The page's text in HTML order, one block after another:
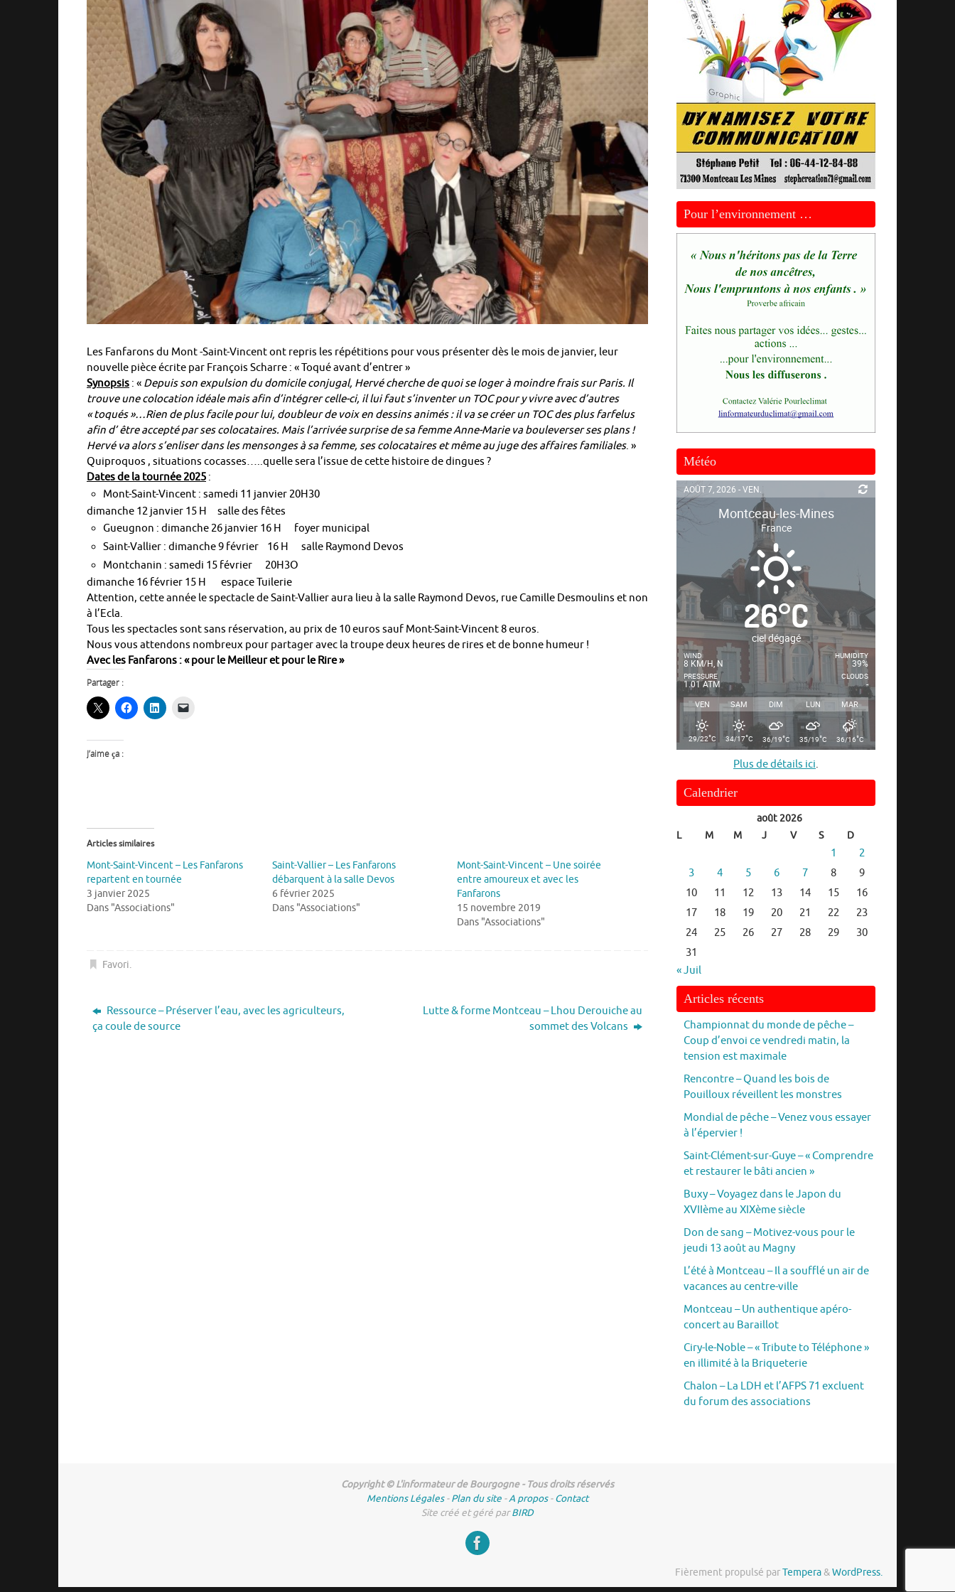
Les Fanfarons du Mont -Saint-Vincent ont repris les répétitions pour vous présenter dès le mois de janvier, leur
nouvelle pièce écrite par François Scharre : « Toqué avant d’entrer »
Synopsis : « Depuis son expulsion du domicile conjugal, Hervé cherche de quoi se loger à moindre frais sur Paris. Il
trouve une colocation idéale mais afin d’intégrer celle-ci, il lui faut s’inventer un TOC pour y vivre avec d’autres
« toqués »…Rien de plus facile pour lui, doubleur de voix en dessins animés : il va se créer un TOC des plus farfelus
afin d’ être accepté par ses colocataires. Mais l’arrivée surprise de sa femme Anne-Marie va bouleverser ses plans !
Hervé va alors s’enliser dans les mensonges à sa femme, ses colocataires et même au juge des affaires familiales. »
Quiproquos , situations cocasses…..quelle sera l’issue de cette histoire de dingues ?
Dates de la tournée 2025 :
Mont-Saint-Vincent : samedi 11 janvier 20H30
dimanche 12 janvier 15 H salle des fêtes
Gueugnon : dimanche 26 janvier 16 H foyer municipal
Saint-Vallier : dimanche 9 février 16 H salle Raymond Devos
Montchanin : samedi 15 février 20H3O
dimanche 16 février 15 H espace Tuilerie
Attention, cette année le spectacle de Saint-Vallier aura lieu à la salle Raymond Devos, rue Camille Desmoulins et non
à l’Ecla.
Tous les spectacles sont sans réservation, au prix de 10 euros sauf Mont-Saint-Vincent 8 euros.
Nous vous attendons nombreux pour partager avec la troupe deux heures de rires et de bonne humeur !
Avec les Fanfarons : « pour le Meilleur et pour le Rire »
Partager :
J’aime ça :
Articles similaires
Mont-Saint-Vincent – Les Fanfarons
repartent en tournée
3 janvier 2025
Dans "Associations"
Saint-Vallier – Les Fanfarons
débarquent à la salle Devos
6 février 2025
Dans "Associations"
Mont-Saint-Vincent – Une soirée
entre amoureux et avec les
Fanfarons
15 novembre 2019
Dans "Associations"
Favori.
Ressource – Préserver l’eau, avec les agriculteurs,
ça coule de source
Lutte & forme Montceau – Lhou Derouiche au
sommet des Volcans
Pour l’environnement …
Météo
AOÛT 7, 2026 - VEN.
Montceau-les-Mines
France
26°C
ciel dégagé
WIND
8 KM/H, N
PRESSURE
1.01 ATM
HUMIDITY
39%
CLOUDS
-
VEN SAM DIM LUN MAR
29/22°C 34/17°C 36/19°C 35/19°C 36/16°C
Plus de détails ici.
Calendrier
août 2026
L
M M J V S D
1
2
3
4 5 6 7 8
9
10
11 12 13 14 15
16
17
18 19 20 21 22
23
24
25 26 27 28 29
30
31
« Juil
Articles récents
Championnat du monde de pêche –
Coup d’envoi ce vendredi matin, la
tension est maximale
Rencontre – Quand les bois de
Pouilloux réveillent les monstres
Mondial de pêche – Venez vous essayer
à l’épervier !
Saint-Clément-sur-Guye – « Comprendre
et restaurer le bâti ancien »
Buxy – Voyagez dans le Japon du
XVIIème au XIXème siècle
Don de sang – Motivez-vous pour le
jeudi 13 août au Magny
L’été à Montceau – Il a soufflé un air de
vacances au centre-ville
Montceau – Un authentique apéro-
concert au Baraillot
Ciry-le-Noble – « Tribute to Téléphone »
en illimité à la Briqueterie
Chalon – La LDH et l’AFPS 71 excluent
du forum des associations
Copyright © L'informateur de Bourgogne - Tous droits réservés
Mentions Légales-Plan du site -A propos-Contact
Site créé et géré parBIRD
Fièrement propulsé parTempera&WordPress.